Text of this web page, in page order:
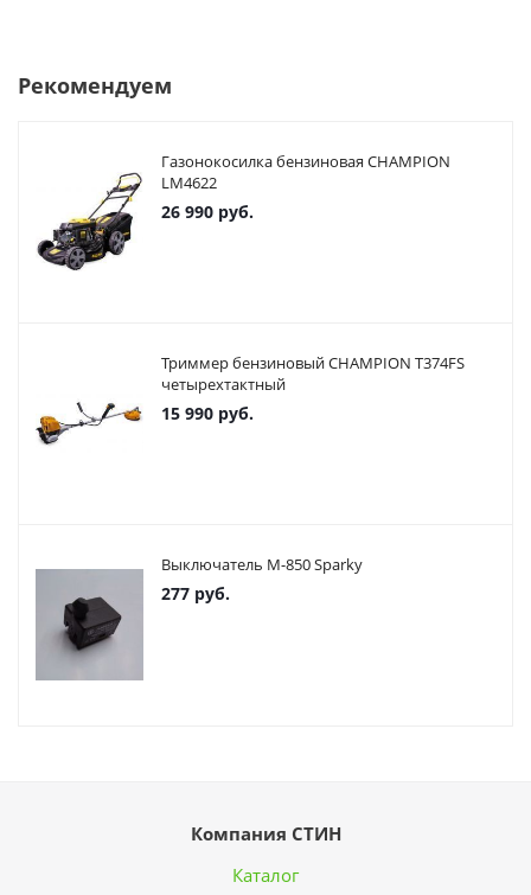
Рекомендуем
Газонокосилка бензиновая CHAMPION
LM4622
26 990 руб.
Триммер бензиновый CHAMPION T374FS
четырехтактный
15 990 руб.
Выключатель М-850 Sparky
277 руб.
Компания СТИН
Каталог